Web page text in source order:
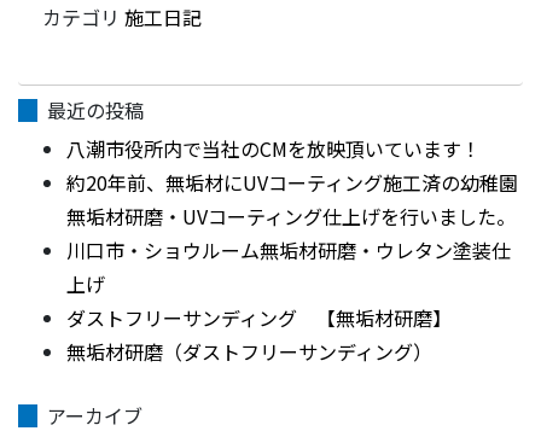
カテゴリ 施工日記
最近の投稿
八潮市役所内で当社のCMを放映頂いています！
約20年前、無垢材にUVコーティング施工済の幼稚園
無垢材研磨・UVコーティング仕上げを行いました。
川口市・ショウルーム無垢材研磨・ウレタン塗装仕
上げ
ダストフリーサンディング 【無垢材研磨】
無垢材研磨（ダストフリーサンディング）
アーカイブ